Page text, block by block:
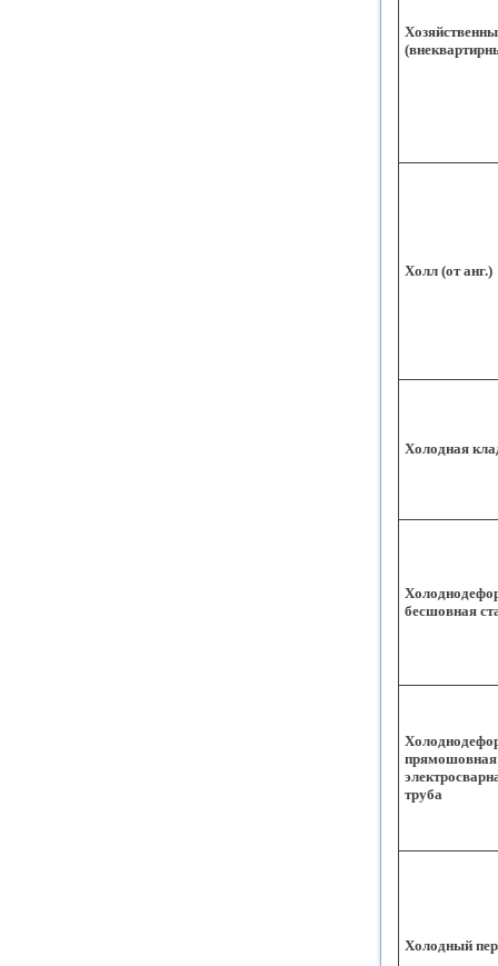
Холл (от анг.)
Холодная
бесшовная
прямошовная
труба
Холодный